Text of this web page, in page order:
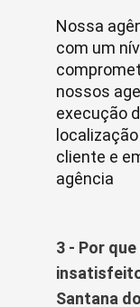
Nossa
com um
nossos
execução
cliente e
agência
3 - Por
Santana